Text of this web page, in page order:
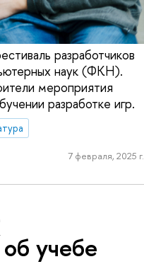
разработчиков
наук (ФКН).
мероприятия
разработке игр.
7 февраля, 2025 г.
учебе